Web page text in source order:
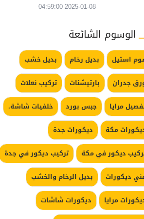
2025-01-08 04:59:00
الوسوم الشائعة
استيل بديل رخام
بديل خشب
جدران
بارتيشنات
تركيب نعلات
مرايا
جبس بورد
خلفيات شاشة.
مكة
ديكورات جدة
ديكور في مكة
تركيب ديكور في جدة
ديكورات
بديل الرخام والخشب
مرايا
ديكورات شاشات